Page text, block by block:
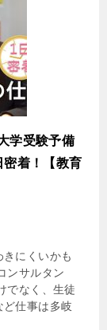
学受験予備
着！【教育
きにくいかも
ンサルタン
でなく、生徒
仕事は多岐